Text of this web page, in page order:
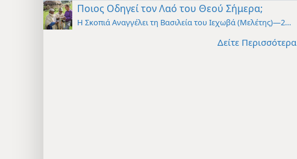
Ποιος Οδηγεί τον Λαό του Θεού Σήμερα;
Η Σκοπιά Αναγγέλει τη Βασιλεία του Ιεχωβά (Μελέτης)—2017
Δείτε Περισσότερα